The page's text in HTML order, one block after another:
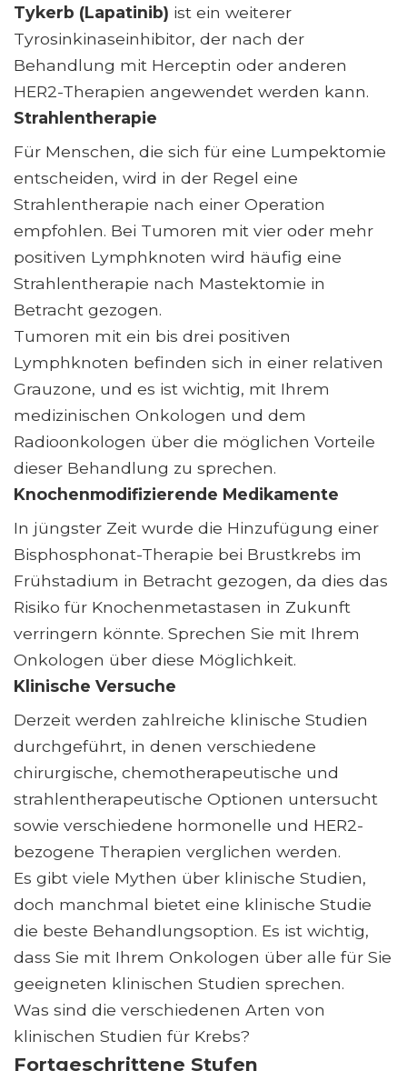
Tykerb (Lapatinib) ist ein weiterer
Tyrosinkinaseinhibitor, der nach der
Behandlung mit Herceptin oder anderen
HER2-Therapien angewendet werden kann.
Strahlentherapie
Für Menschen, die sich für eine Lumpektomie
entscheiden, wird in der Regel eine
Strahlentherapie nach einer Operation
empfohlen. Bei Tumoren mit vier oder mehr
positiven Lymphknoten wird häufig eine
Strahlentherapie nach Mastektomie in
Betracht gezogen.
Tumoren mit ein bis drei positiven
Lymphknoten befinden sich in einer relativen
Grauzone, und es ist wichtig, mit Ihrem
medizinischen Onkologen und dem
Radioonkologen über die möglichen Vorteile
dieser Behandlung zu sprechen.
Knochenmodifizierende Medikamente
In jüngster Zeit wurde die Hinzufügung einer
Bisphosphonat-Therapie bei Brustkrebs im
Frühstadium in Betracht gezogen, da dies das
Risiko für Knochenmetastasen in Zukunft
verringern könnte. Sprechen Sie mit Ihrem
Onkologen über diese Möglichkeit.
Klinische Versuche
Derzeit werden zahlreiche klinische Studien
durchgeführt, in denen verschiedene
chirurgische, chemotherapeutische und
strahlentherapeutische Optionen untersucht
sowie verschiedene hormonelle und HER2-
bezogene Therapien verglichen werden.
Es gibt viele Mythen über klinische Studien,
doch manchmal bietet eine klinische Studie
die beste Behandlungsoption. Es ist wichtig,
dass Sie mit Ihrem Onkologen über alle für Sie
geeigneten klinischen Studien sprechen.
Was sind die verschiedenen Arten von
klinischen Studien für Krebs?
Fortgeschrittene Stufen